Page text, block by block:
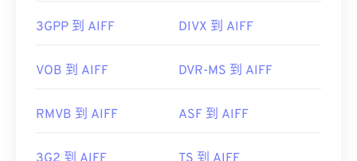
https://en.wikipedia.org/wiki/MPEG-4
4.html
有用的链接：
https://en.wikipedia.org/wiki/
2619569
3GPP 到 AIFF DIVX 到 AIFF
VOB 到 AIFF DVR-MS 到 AIFF
RMVB 到 AIFF ASF 到 AIFF